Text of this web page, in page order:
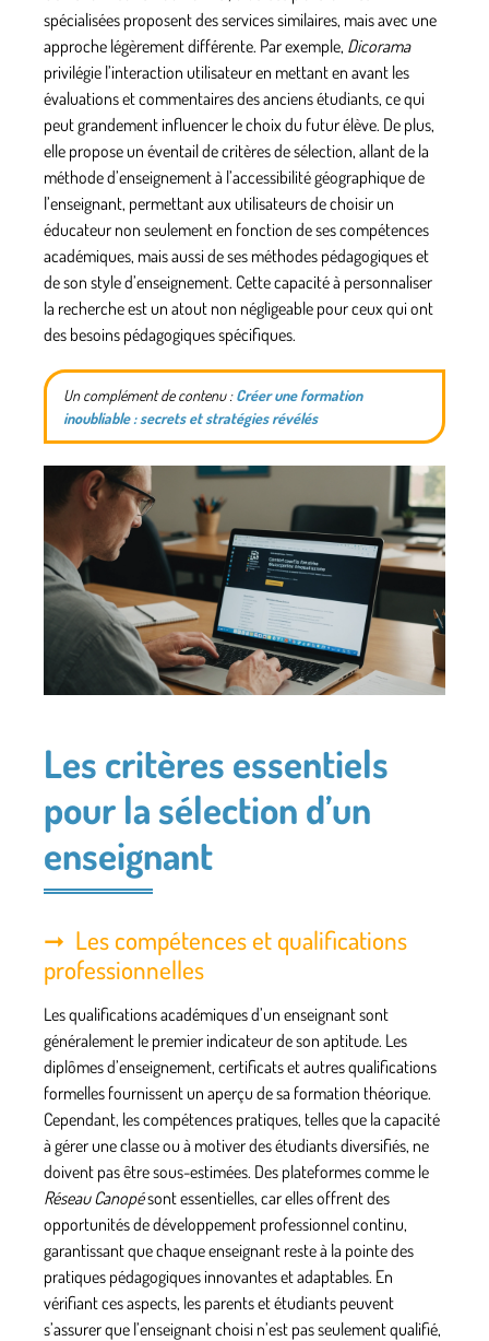
spécialisées proposent des services similaires, mais avec une
approche légèrement différente. Par exemple, Dicorama
privilégie l’interaction utilisateur en mettant en avant les
évaluations et commentaires des anciens étudiants, ce qui
peut grandement influencer le choix du futur élève. De plus,
elle propose un éventail de critères de sélection, allant de la
méthode d’enseignement à l’accessibilité géographique de
l’enseignant, permettant aux utilisateurs de choisir un
éducateur non seulement en fonction de ses compétences
académiques, mais aussi de ses méthodes pédagogiques et
de son style d’enseignement. Cette capacité à personnaliser
la recherche est un atout non négligeable pour ceux qui ont
des besoins pédagogiques spécifiques.
Un complément de contenu :Créer une formation
inoubliable : secrets et stratégies révélés
Les critères essentiels
pour la sélection d’un
enseignant
Les compétences et qualifications
professionnelles
Les qualifications académiques d’un enseignant sont
généralement le premier indicateur de son aptitude. Les
diplômes d’enseignement, certificats et autres qualifications
formelles fournissent un aperçu de sa formation théorique.
Cependant, les compétences pratiques, telles que la capacité
à gérer une classe ou à motiver des étudiants diversifiés, ne
doivent pas être sous-estimées. Des plateformes comme le
Réseau Canopésont essentielles, car elles offrent des
opportunités de développement professionnel continu,
garantissant que chaque enseignant reste à la pointe des
pratiques pédagogiques innovantes et adaptables. En
vérifiant ces aspects, les parents et étudiants peuvent
s’assurer que l’enseignant choisi n’est pas seulement qualifié,